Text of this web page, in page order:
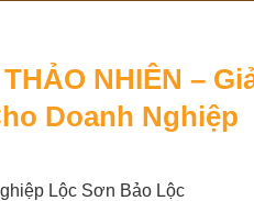
NHIÊN –
Doanh Nghiệp
Lộc Sơn Bảo Lộc